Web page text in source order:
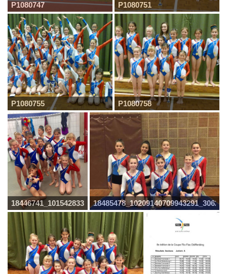
P1080747 P1080751
P1080755 P1080758
18446741_10154283312996895_4162017028746055988_n